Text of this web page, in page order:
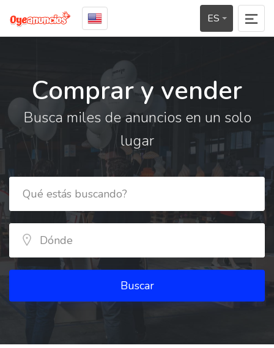
ES
Comprar y vender
Busca miles de anuncios en un solo
lugar
Buscar